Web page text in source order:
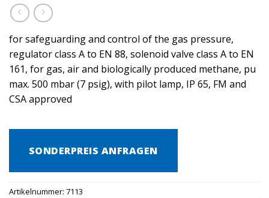
for safeguarding and control of the gas pressure,
regulator class A to EN 88, solenoid valve class A to EN
161, for gas, air and biologically produced methane, pu
max. 500 mbar (7 psig), with pilot lamp, IP 65, FM and
CSA approved
SONDERPREIS ANFRAGEN
Artikelnummer: 7113